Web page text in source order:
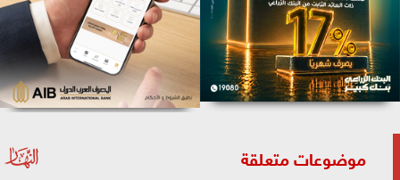
موضوعات متعلقة